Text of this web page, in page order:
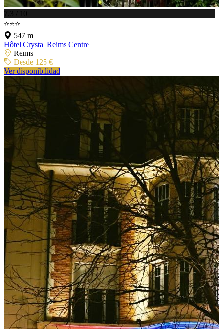
7.3 / 10
⭐⭐⭐
547 m
Hôtel Crystal Reims Centre
Reims
Desde 125 €
Ver disponibilidad